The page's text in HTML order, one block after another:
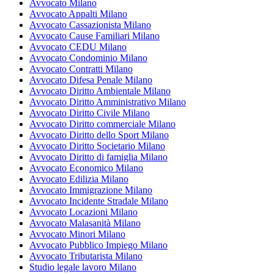
Avvocato Milano
Avvocato Appalti Milano
Avvocato Cassazionista Milano
Avvocato Cause Familiari Milano
Avvocato CEDU Milano
Avvocato Condominio Milano
Avvocato Contratti Milano
Avvocato Difesa Penale Milano
Avvocato Diritto Ambientale Milano
Avvocato Diritto Amministrativo Milano
Avvocato Diritto Civile Milano
Avvocato Diritto commerciale Milano
Avvocato Diritto dello Sport Milano
Avvocato Diritto Societario Milano
Avvocato Diritto di famiglia Milano
Avvocato Economico Milano
Avvocato Edilizia Milano
Avvocato Immigrazione Milano
Avvocato Incidente Stradale Milano
Avvocato Locazioni Milano
Avvocato Malasanità Milano
Avvocato Minori Milano
Avvocato Pubblico Impiego Milano
Avvocato Tributarista Milano
Studio legale lavoro Milano